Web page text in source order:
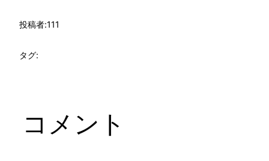
投稿者:111
タグ:
コメント